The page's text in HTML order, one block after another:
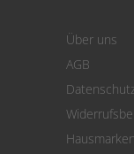
Über uns
AGB